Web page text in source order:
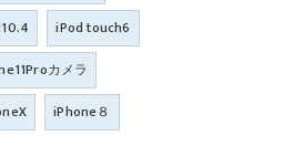
iPod touch6
カメラ
iPhone８